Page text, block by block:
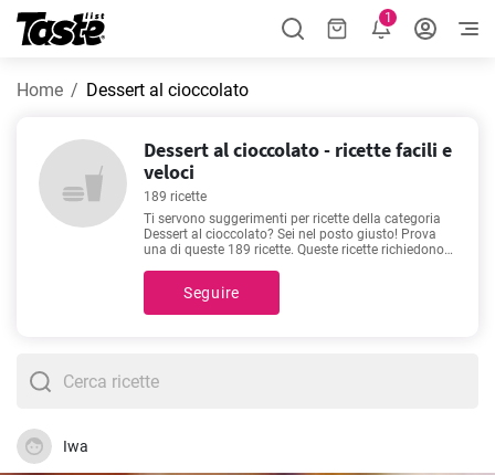
1
Home Dessert al cioccolato
Dessert al cioccolato - ricette facili e
veloci
189 ricette
Ti servono suggerimenti per ricette della categoria
Dessert al cioccolato? Sei nel posto giusto! Prova
una di queste 189 ricette. Queste ricette richiedono
include un tempo di preparazione approssimativo
ed il numero di porzioni. Dai un'occhiata alle nostre
cioccolato
del cibo di qualità. Buon appetito!
Seguire
Iwa